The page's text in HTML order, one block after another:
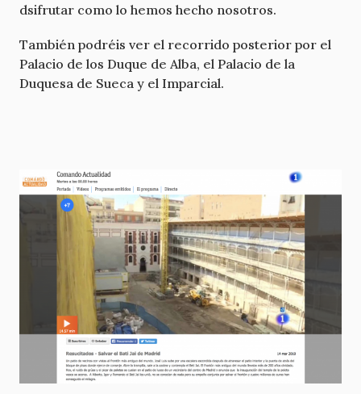
dsifrutar como lo hemos hecho nosotros.
También podréis ver el recorrido posterior por el
Palacio de los Duque de Alba, el Palacio de la
Duquesa de Sueca y el Imparcial.